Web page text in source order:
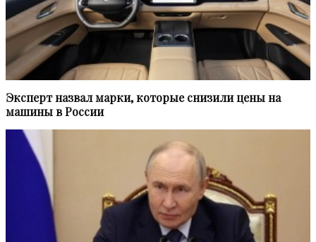
Эксперт назвал марки, которые снизили цены на
машины в России